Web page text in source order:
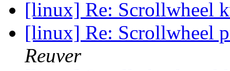
[linux] Re: Scrollwheel
[linux] Re: Scrollwheel
Reuver